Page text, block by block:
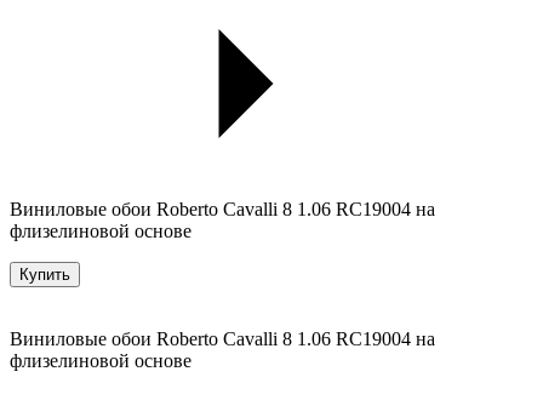
Виниловые обои Roberto Cavalli 8 1.06 RC19004 на
флизелиновой основе
Купить
Виниловые обои Roberto Cavalli 8 1.06 RC19004 на
флизелиновой основе